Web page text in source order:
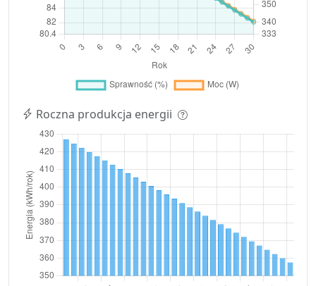
Roczna produkcja energii